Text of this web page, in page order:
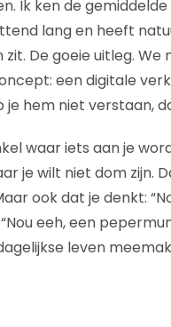
Ik ken de
lang en heeft
De goeie uitleg.
een digitale
je hem niet verstaan,
waar iets aan je
je wilt niet dom zijn.
ook dat je denkt:
eeh, een
leven